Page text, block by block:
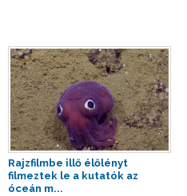
Rajzfilmbe illő élőlényt
filmeztek le a kutatók az
óceán m...